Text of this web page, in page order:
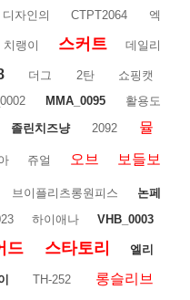
디자인의 CTPT2064 엑
치랭이 스커트 데일리
더그 2탄
쇼핑캣
MMA_0095
활용도
졸린치즈냥 2092 뮬
쥬얼 오브 보들보
브이플리츠롱원피스
논페
하이애나 VHB_0003
드 스타토리 엘리
TH-252 롱슬리브